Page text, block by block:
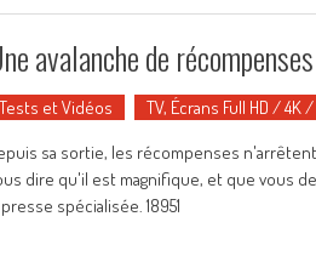
avalanche de
Tests et Vidéos TV, Écrans Full HD / 4K
sa sortie, les récompenses
dire qu'il est magnifique, et que vous
presse spécialisée. 18951